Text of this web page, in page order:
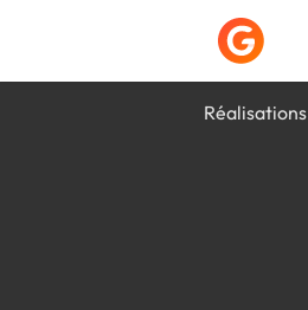
Réalisations